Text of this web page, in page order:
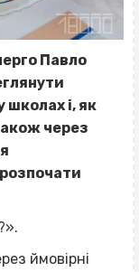
Павло
школах і, як
через
ймовірні